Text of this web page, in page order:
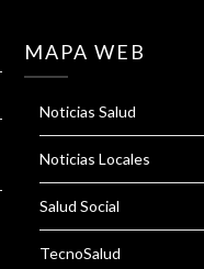
MAPA WEB
Noticias Salud
Noticias Locales
Salud Social
TecnoSalud